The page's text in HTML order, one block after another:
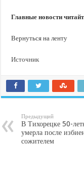
Главные новости
Вернуться на ленту
Источник
Предыдущий
В Тихорецке 50-
умерла после
сожителем